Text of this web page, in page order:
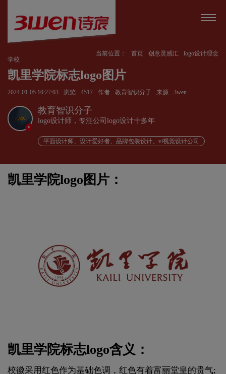
当前位置： 首页 创意灵感汇
logo设计理念
学校
凯里学院标志logo图片
2024-01-05 10:27:03 浏览 4517 作者 教育智识分子 来源 3wen
v
教育智识分子
logo设计师，专注公司logo设计十多年
平面设计师、设计爱好者、品牌包装设计、vi视觉设计公司
凯里学院logo图片：
凯里学院标志logo含义：
校徽采用红色作为基础色调，红色有着富丽堂皇的贵气;